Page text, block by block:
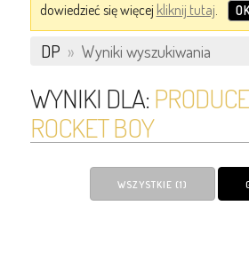
dowiedzieć się więcej kliknij tutaj.
DP » Wyniki wyszukiwania
WYNIKI DLA:
ROCKET BOY
WSZYSTKIE (1)